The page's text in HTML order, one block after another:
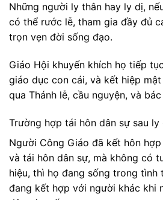
Những người ly thân hay ly dị,
có thể rước lễ, tham gia đầy đủ
trọn vẹn đời sống đạo.
Giáo Hội khuyến khích họ tiếp
giáo dục con cái, và kết hiệp
qua Thánh lễ, cầu nguyện, và bác
Trường hợp tái hôn dân sự sau ly
Người Công Giáo đã kết hôn
và tái hôn dân sự, mà không có
hiệu, thì họ đang sống trong tình
đang kết hợp với người khác khi